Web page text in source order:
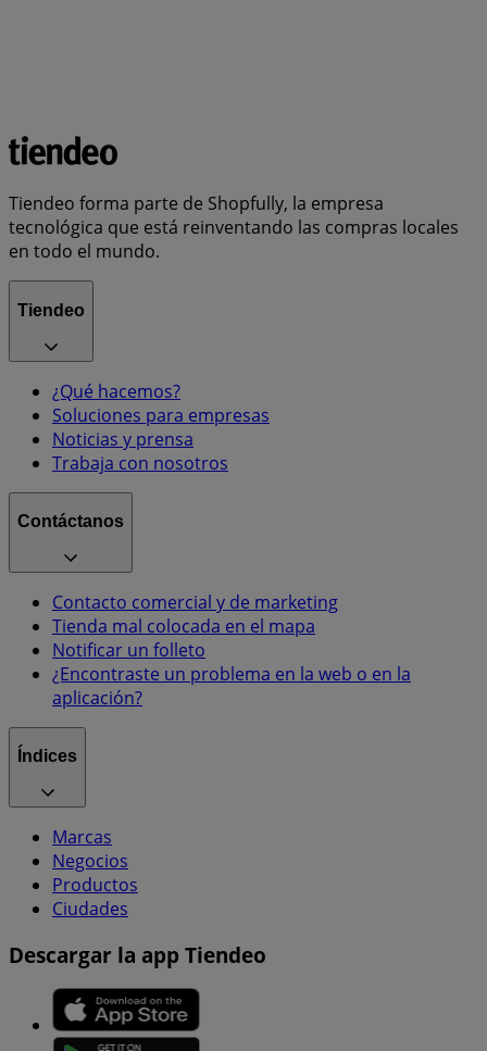
Tiendeo forma parte de Shopfully, la empresa
tecnológica que está reinventando las compras locales
en todo el mundo.
Tiendeo
¿Qué hacemos?
Soluciones para empresas
Noticias y prensa
Trabaja con nosotros
Contáctanos
Contacto comercial y de marketing
Tienda mal colocada en el mapa
Notificar un folleto
¿Encontraste un problema en la web o en la
aplicación?
Índices
Marcas
Negocios
Productos
Ciudades
Descargar la app Tiendeo